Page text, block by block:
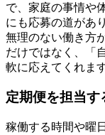
で、家庭の事情や
にも応募の道があ
無理のない働き方
だけではなく、「
軟に応えてくれます
定期便を担当す
稼働する時間や曜